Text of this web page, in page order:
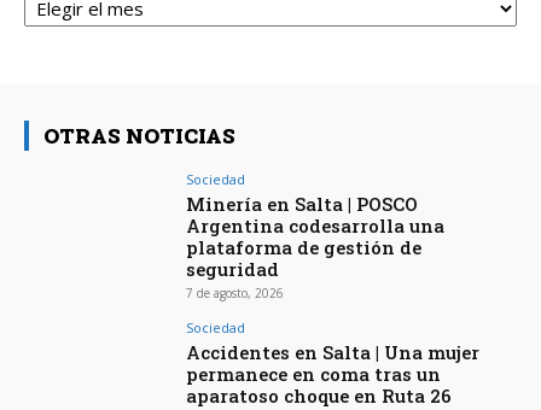
OTRAS NOTICIAS
Sociedad
Minería en Salta | POSCO
Argentina codesarrolla una
plataforma de gestión de
seguridad
7 de agosto, 2026
Sociedad
Accidentes en Salta | Una mujer
permanece en coma tras un
aparatoso choque en Ruta 26